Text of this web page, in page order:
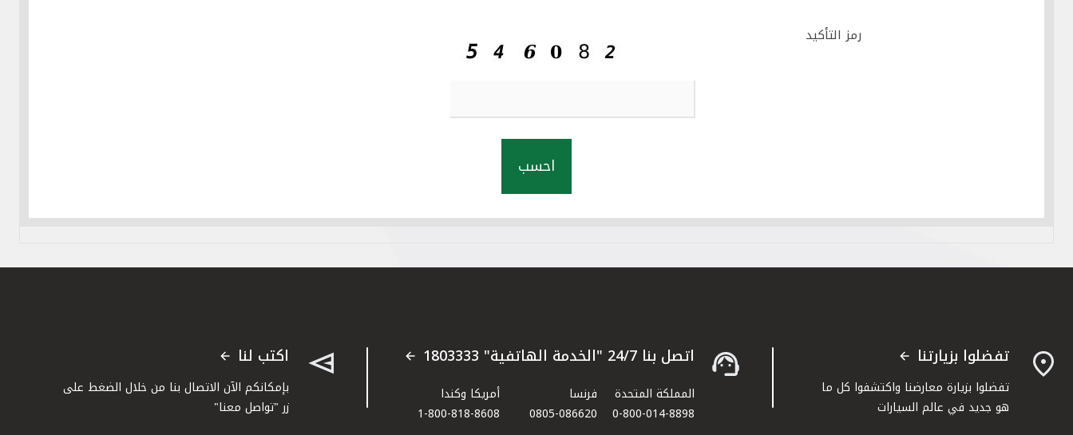
رمز التأكيد
احسب
تفضلوا بزيارتنا
تفضلوا بزيارة معارضنا واكتشفوا كل ما
هو جديد في عالم السيارات
اتصل بنا 24/7 "الخدمة الهاتفية" 1803333
المملكة المتحدة
0-800-014-8898
فرنسا
0805-086620
أمريكا وكندا
1-800-818-8608
اكتب لنا
بإمكانكم الآن الاتصال بنا من خلال الضغط على
زر "تواصل معنا"